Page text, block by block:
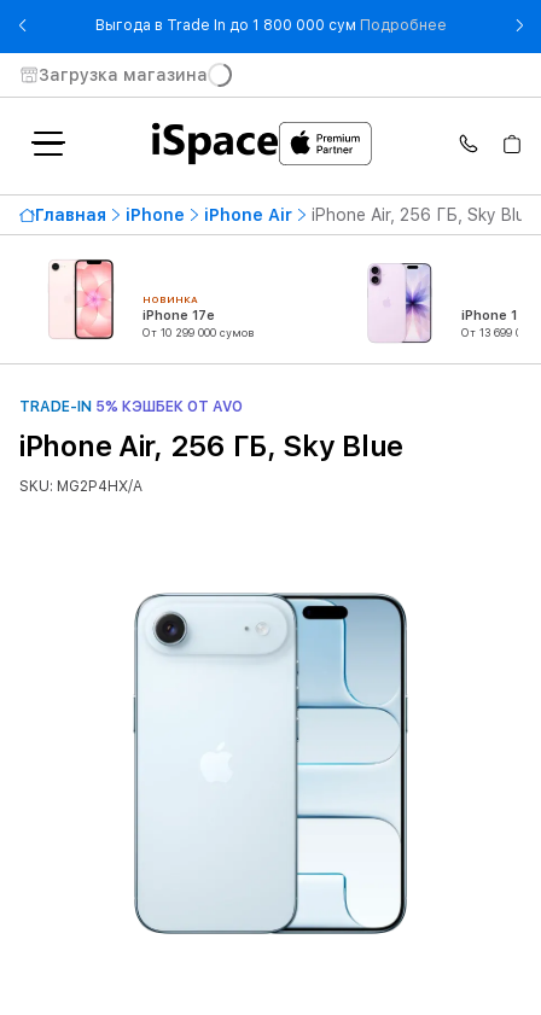
Выгода в Trade In до 1 800 000 сум Подробнее- Выгода в
Загрузка магазина
Главная iPhone iPhone Air iPhone Air, 256 ГБ, Sky Blue
НОВИНКА
iPhone 17e
От 10 299 000 сумов
iPhone 17
От 13 699 000
TRADE-IN 5% КЭШБЕК ОТ AVO
iPhone Air, 256 ГБ, Sky Blue
SKU: MG2P4HX/A